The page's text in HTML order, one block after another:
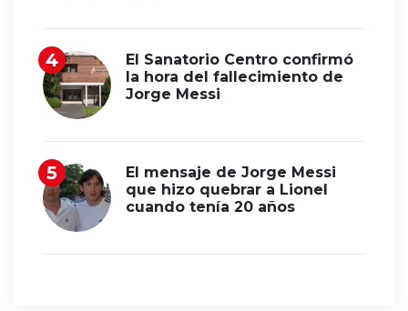
El Sanatorio Centro confirmó
la hora del fallecimiento de
Jorge Messi
El mensaje de Jorge Messi
que hizo quebrar a Lionel
cuando tenía 20 años